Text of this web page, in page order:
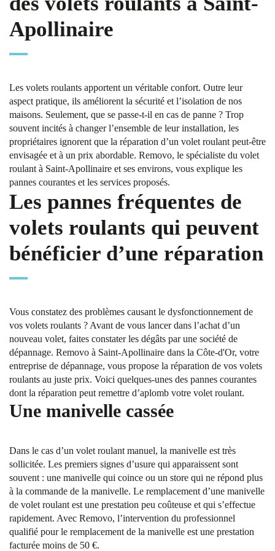
Apollinaire
Les volets roulants apportent un véritable confort. Outre leur
aspect pratique, ils améliorent la sécurité et l’isolation de nos
maisons. Seulement, que se passe-t-il en cas de panne ? Trop
souvent incités à changer l’ensemble de leur installation, les
propriétaires ignorent que la réparation d’un volet roulant peut-être
envisagée et à un prix abordable. Removo, le spécialiste du volet
roulant à Saint-Apollinaire et ses environs, vous explique les
pannes courantes et les services proposés.
Les pannes fréquentes de
volets roulants qui peuvent
bénéficier d’une réparation
Vous constatez des problèmes causant le dysfonctionnement de
vos volets roulants ? Avant de vous lancer dans l’achat d’un
nouveau volet, faites constater les dégâts par une société de
dépannage. Removo à Saint-Apollinaire dans la Côte-d'Or, votre
entreprise de dépannage, vous propose la réparation de vos volets
roulants au juste prix. Voici quelques-unes des pannes courantes
dont la réparation peut remettre d’aplomb votre volet roulant.
Une manivelle cassée
Dans le cas d’un volet roulant manuel, la manivelle est très
sollicitée. Les premiers signes d’usure qui apparaissent sont
souvent : une manivelle qui coince ou un store qui ne répond plus
à la commande de la manivelle. Le remplacement d’une manivelle
de volet roulant est une prestation peu coûteuse et qui s’effectue
rapidement. Avec Removo, l’intervention du professionnel
qualifié pour le remplacement de la manivelle est une prestation
facturée moins de 50 €.